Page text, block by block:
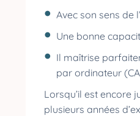
Avec son sens de
Une bonne
Il maîtrise
par ordinateur
Lorsqu’il est encore
plusieurs années